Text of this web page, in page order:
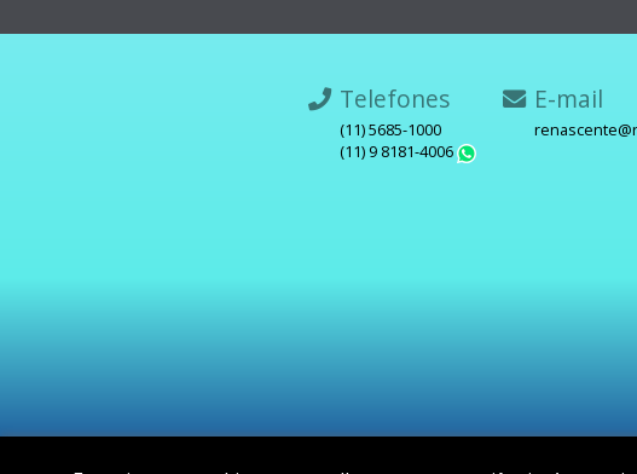
Telefones
(11) 5685-1000
(11) 9 8181-4006
E-mail